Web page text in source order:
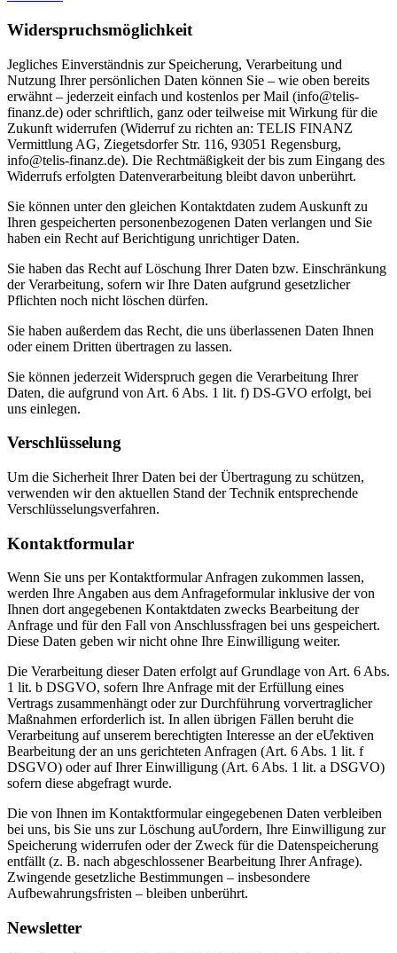
Widerspruchsmöglichkeit
Jegliches Einverständnis zur Speicherung, Verarbeitung und
Nutzung Ihrer persönlichen Daten können Sie – wie oben bereits
erwähnt – jederzeit einfach und kostenlos per Mail (info@telis-
finanz.de) oder schriftlich, ganz oder teilweise mit Wirkung für die
Zukunft widerrufen (Widerruf zu richten an: TELIS FINANZ
Vermittlung AG, Ziegetsdorfer Str. 116, 93051 Regensburg,
info@telis-finanz.de). Die Rechtmäßigkeit der bis zum Eingang des
Widerrufs erfolgten Datenverarbeitung bleibt davon unberührt.
Sie können unter den gleichen Kontaktdaten zudem Auskunft zu
Ihren gespeicherten personenbezogenen Daten verlangen und Sie
haben ein Recht auf Berichtigung unrichtiger Daten.
Sie haben das Recht auf Löschung Ihrer Daten bzw. Einschränkung
der Verarbeitung, sofern wir Ihre Daten aufgrund gesetzlicher
Pflichten noch nicht löschen dürfen.
Sie haben außerdem das Recht, die uns überlassenen Daten Ihnen
oder einem Dritten übertragen zu lassen.
Sie können jederzeit Widerspruch gegen die Verarbeitung Ihrer
Daten, die aufgrund von Art. 6 Abs. 1 lit. f) DS-GVO erfolgt, bei
uns einlegen.
Verschlüsselung
Um die Sicherheit Ihrer Daten bei der Übertragung zu schützen,
verwenden wir den aktuellen Stand der Technik entsprechende
Verschlüsselungsverfahren.
Kontaktformular
Wenn Sie uns per Kontaktformular Anfragen zukommen lassen,
werden Ihre Angaben aus dem Anfrageformular inklusive der von
Ihnen dort angegebenen Kontaktdaten zwecks Bearbeitung der
Anfrage und für den Fall von Anschlussfragen bei uns gespeichert.
Diese Daten geben wir nicht ohne Ihre Einwilligung weiter.
Die Verarbeitung dieser Daten erfolgt auf Grundlage von Art. 6 Abs.
1 lit. b DSGVO, sofern Ihre Anfrage mit der Erfüllung eines
Vertrags zusammenhängt oder zur Durchführung vorvertraglicher
Maßnahmen erforderlich ist. In allen übrigen Fällen beruht die
Verarbeitung auf unserem berechtigten Interesse an der eƯektiven
Bearbeitung der an uns gerichteten Anfragen (Art. 6 Abs. 1 lit. f
DSGVO) oder auf Ihrer Einwilligung (Art. 6 Abs. 1 lit. a DSGVO)
sofern diese abgefragt wurde.
Die von Ihnen im Kontaktformular eingegebenen Daten verbleiben
bei uns, bis Sie uns zur Löschung auƯordern, Ihre Einwilligung zur
Speicherung widerrufen oder der Zweck für die Datenspeicherung
entfällt (z. B. nach abgeschlossener Bearbeitung Ihrer Anfrage).
Zwingende gesetzliche Bestimmungen – insbesondere
Aufbewahrungsfristen – bleiben unberührt.
Newsletter